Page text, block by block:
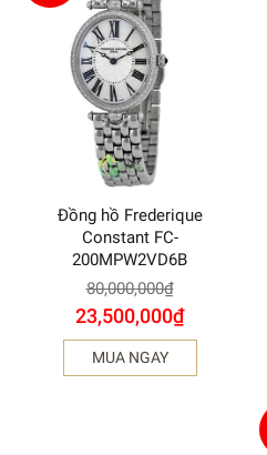
Đồng hồ Frederique
Constant FC-
200MPW2VD6B
80,000,000₫
23,500,000₫
MUA NGAY